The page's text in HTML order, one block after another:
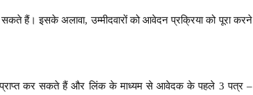
हैं। इसके अलावा, उम्मीदवारों को आवेदन प्रक्रिया को पूरा करने
प्राप्त कर सकते हैं और लिंक के माध्यम से आवेदक के पहले 3 पत्र –